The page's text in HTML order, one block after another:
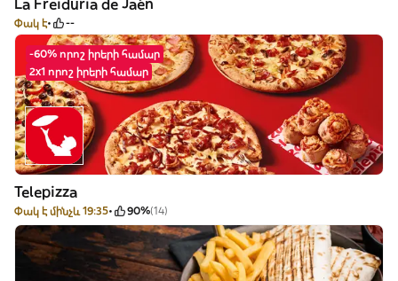
La Freiduria de Jaén
Փակ է --
-60% որոշ իրերի համար
2x1 որոշ իրերի համար
Telepizza
Փակ է մինչև 19:35 90%(14)